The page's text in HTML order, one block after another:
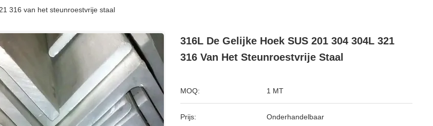
316 van het steunroestvrije staal
316L De Gelijke Hoek SUS 201 304 304L 321
316 Van Het Steunroestvrije Staal
MOQ: 1 MT
Prijs: Onderhandelbaar